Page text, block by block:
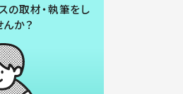
の取材・執筆をし
か？